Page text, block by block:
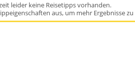
leider keine Reisetipps vorhanden.
aus, um mehr Ergebnisse